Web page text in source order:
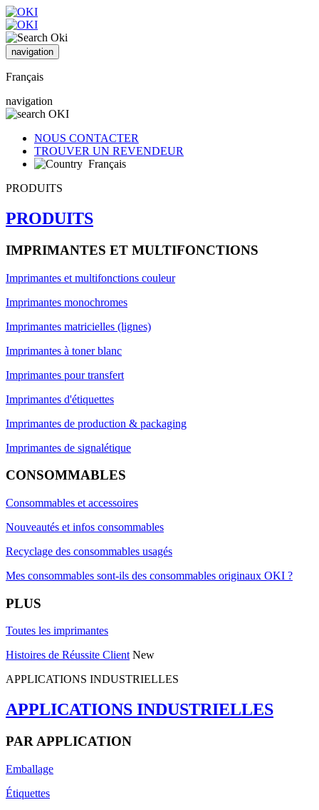
navigation
Français
navigation
NOUS CONTACTER
TROUVER UN REVENDEUR
Français
PRODUITS
PRODUITS
IMPRIMANTES ET MULTIFONCTIONS
Imprimantes et multifonctions couleur
Imprimantes monochromes
Imprimantes matricielles (lignes)
Imprimantes à toner blanc
Imprimantes pour transfert
Imprimantes d'étiquettes
Imprimantes de production & packaging
Imprimantes de signalétique
CONSOMMABLES
Consommables et accessoires
Nouveautés et infos consommables
Recyclage des consommables usagés
Mes consommables sont-ils des consommables originaux OKI ?
PLUS
Toutes les imprimantes
Histoires de Réussite Client New
APPLICATIONS INDUSTRIELLES
APPLICATIONS INDUSTRIELLES
PAR APPLICATION
Emballage
Étiquettes